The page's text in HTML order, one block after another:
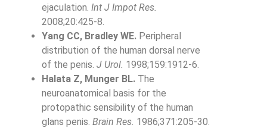
ejaculation. Int J Impot Res.
2008;20:425-8.
Yang CC, Bradley WE. Peripheral
distribution of the human dorsal nerve
of the penis. J Urol. 1998;159:1912-6.
Halata Z, Munger BL. The
neuroanatomical basis for the
protopathic sensibility of the human
glans penis. Brain Res. 1986;371:205-30.